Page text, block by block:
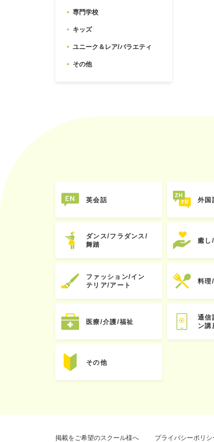
専門学校
キッズ
ユニーク＆レア/バラエティ
その他
英会話 外国
ダンス/フラダンス/
舞踏
癒し
ファッション/イン
テリア/アート
料理
医療/介護/福祉
通信
ン講
その他
掲載をご希望のスクール様へ プライバシーポリシ